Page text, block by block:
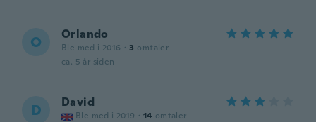
O Orlando
Ble med i 2016 · 3 omtaler
ca. 5 år siden
D David
Ble med i 2019 · 14 omtaler